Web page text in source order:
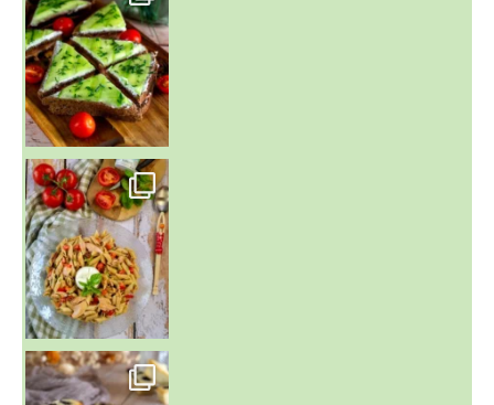
~ SALADE DE PÂTES AUX DEUX TOMATES THON ET BURRA
~ FINANCIERS MYRTILLES ET CITRON ~
Aujourd'hu